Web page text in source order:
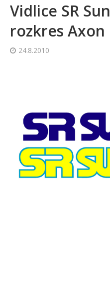
Vidlice SR
rozkres Axon
24.8.2010